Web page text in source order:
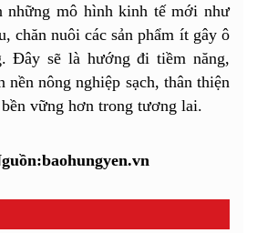
những mô hình kinh tế mới như
chăn nuôi các sản phẩm ít gây ô
Đây sẽ là hướng đi tiềm năng,
nền nông nghiệp sạch, thân thiện
vững hơn trong tương lai.